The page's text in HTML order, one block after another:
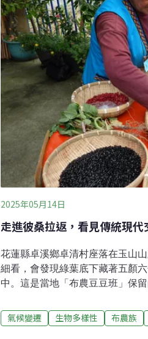
府角度的敘述，而能回望過去林
的感受與影響。此外，影片也
2025年05月14日
走進彼桑拉返，看見傳統現
花蓮縣卓溪鄉卓清村座落在玉山
細看，會發現綠葉底下藏著五顏
中。這是當地「布農豆豆班」保
為稻農，女人則努力爭地，在周
下祖輩留下來的種子。在這方小
氣候變遷 生物多樣性 布農族